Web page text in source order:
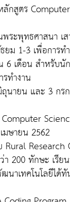
กสูตร
พระพุทธศาสนา เ
ม 1-3 เพื่อการท
6 เดือน สำหรับนั
ทำงาน
นายน และ 3 กร
ษายน 2562
Rural
200 ทักษะ เรีย
นาเทคโนโลยีได้